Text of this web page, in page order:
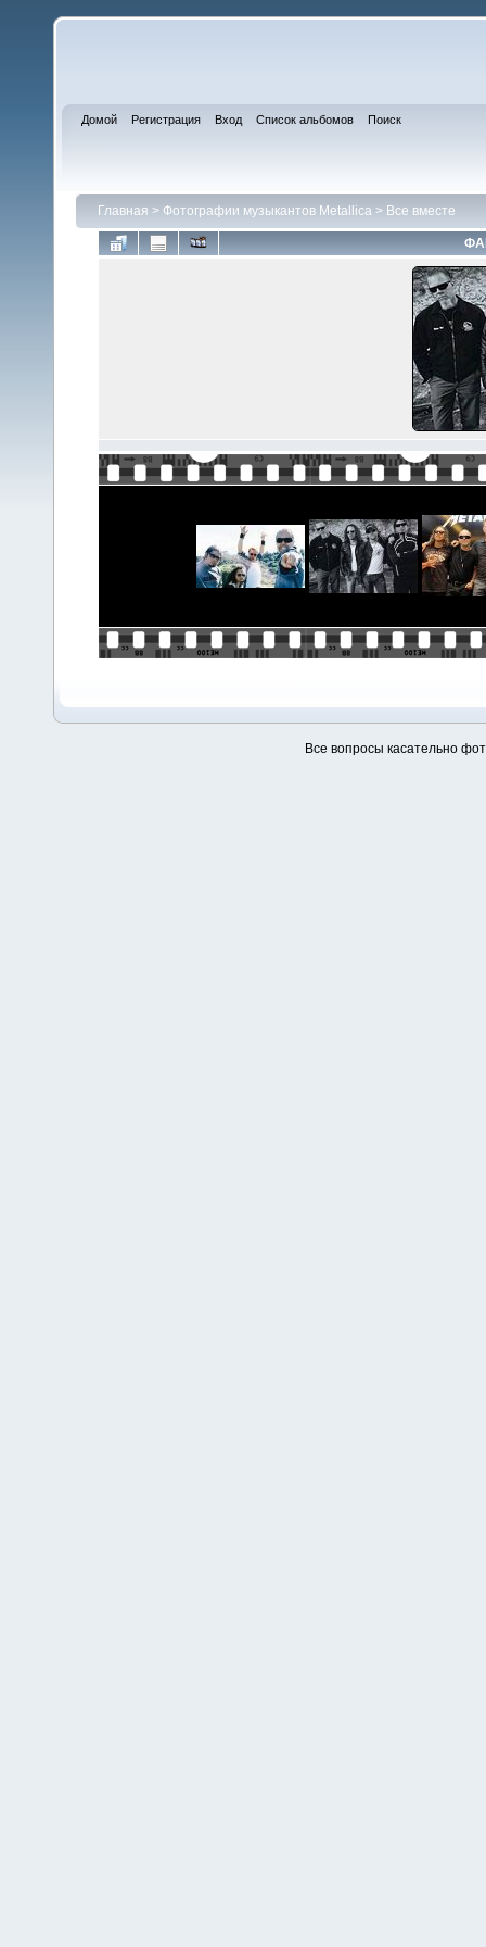
Домой Регистрация Вход Список альбомов Поиск
Главная > Фотографии музыкантов Metallica > Все вместе
Все вопросы касательно